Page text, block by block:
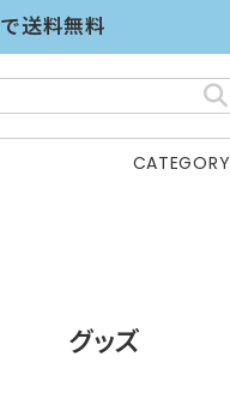
送料無料
CATEGORY
グッズ